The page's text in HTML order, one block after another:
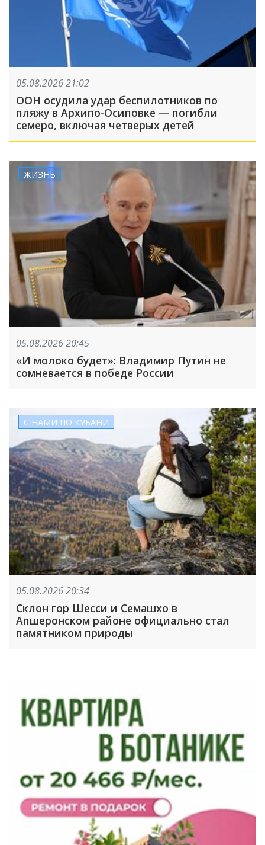
05.08.2026 21:02
ООН осудила удар беспилотников по
пляжу в Архипо-Осиповке — погибли
семеро, включая четверых детей
ЖИЗНЬ
05.08.2026 20:45
«И молоко будет»: Владимир Путин не
сомневается в победе России
С НАМИ ПО КУБАНИ
05.08.2026 20:34
Склон гор Шесси и Семашхо в
Апшеронском районе официально стал
памятником природы